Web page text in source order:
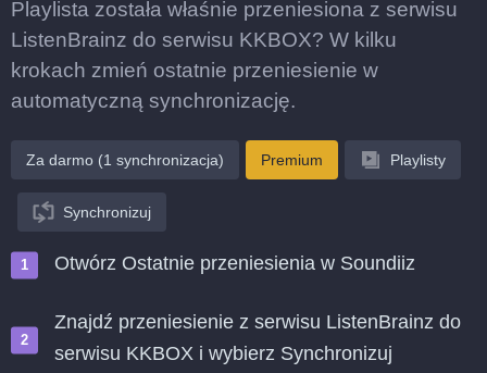
Playlista została właśnie przeniesiona z serwisu
ListenBrainz do serwisu KKBOX? W kilku
krokach zmień ostatnie przeniesienie w
automatyczną synchronizację.
Za darmo (1 synchronizacja) Premium Playlisty
Synchronizuj
Otwórz Ostatnie przeniesienia w Soundiiz
Znajdź przeniesienie z serwisu ListenBrainz do
serwisu KKBOX i wybierz Synchronizuj